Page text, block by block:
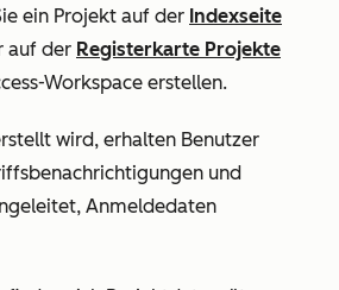
ein Projekt auf der Indexseite
auf der Registerkarte Projekte
Workspace erstellen.
wird, erhalten Benutzer
und
Anmeldedaten